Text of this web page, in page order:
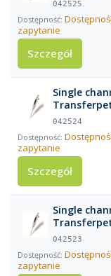
042525
zapytanie
Szczegół
Single
042524
zapytanie
Szczegół
Single
042523
zapytanie